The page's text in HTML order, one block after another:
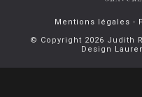
Mentions légales -
© Copyright 2026 Judith
Design